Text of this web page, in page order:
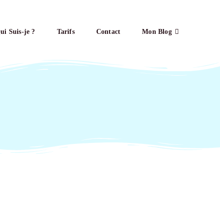
Suis-je ? Tarifs Contact Mon Blog